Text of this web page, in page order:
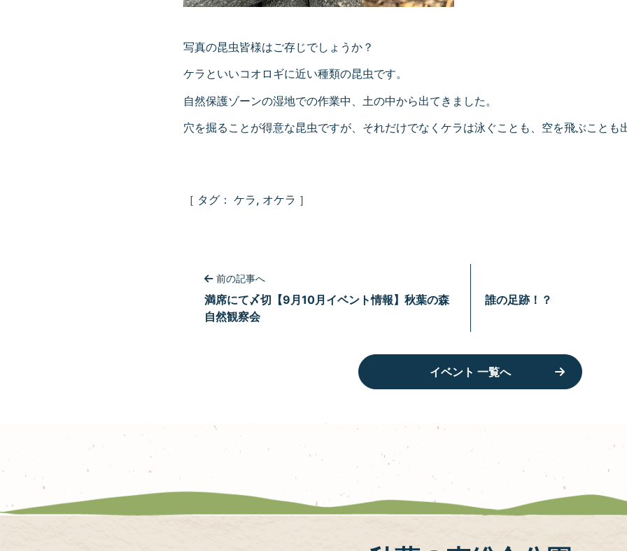
写真の昆虫皆様はご存じでしょうか？
ケラといいコオロギに近い種類の昆虫です。
自然保護ゾーンの湿地での作業中、土の中から出てきました。
穴を掘ることが得意な昆虫ですが、それだけでなくケラは泳ぐことも、空を飛ぶことも
［ タグ： ケラ, オケラ ］
前の記事へ
満席にて〆切【9月10月イベント情報】秋葉の森
自然観察会
誰の足跡！？
イベント 一覧へ